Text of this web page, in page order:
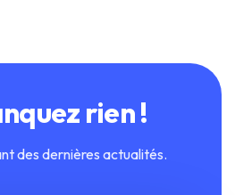
rien !
des dernières actualités.